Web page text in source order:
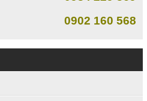
0902 160 568